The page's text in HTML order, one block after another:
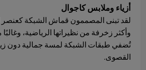
أزياء وملابس كاجوال
لقد تبنى المصممون قماش الشبكة كعنصر
وأكثر زخرفة من نظيراتها الرياضية،
تُضفي طبقات الشبكة لمسة جمالية دون
القصوى.